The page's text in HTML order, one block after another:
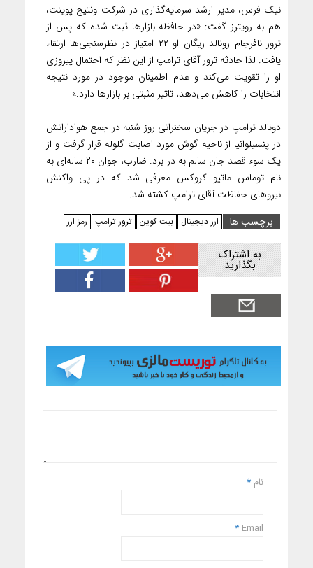
نیک فرس، مدیر ارشد سرمایه‌گذاری در شرکت ونتیج پوینت،
هم به رویترز گفت: «در حافظه بازارها ثبت شده که پس از
ترور نافرجام رونالد ریگان او ۲۲ امتیاز در نظرسنجی‌ها ارتقاء
یافت. لذا حادثه ترور آقای ترامپ از این نظر که احتمال پیروزی
او را تقویت می‌کند و عدم اطمینان موجود در مورد نتیجه
انتخابات را کاهش می‌دهد، تاثیر مثبتی بر بازارها دارد.»
دونالد ترامپ در جریان سخنرانی روز شنبه در جمع هوادارانش
در پنسیلوانیا از ناحیه گوش مورد اصابت گلوله قرار گرفت و از
یک سوء قصد جان سالم به در برد. ضارب، جوان ۲۰ ساله‌ای به
نام توماس ماتیو کروکس معرفی شد که در پی واکنش
نیروهای حفاظت آقای ترامپ کشته شد.
برچسب ها
ارز دیجیتال بیت کوین ترور ترامپ رمز ارز
به اشتراک
بگذارید
نام *
Email
*